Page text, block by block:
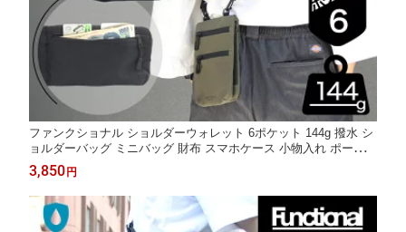
ファンクショナル ショルダーウォレット 6ポケット 144g 撥水 シ
ョルダーバッグ ミニバッグ 財布 スマホケース 小物入れ ポーチ
軽量 スマホポーチ サコッシュ ポシェット 斜め掛け 斜めがけ 縦
縦長 チャック FUNCTIONAL ANGELO RCB-086TI
3,850 円